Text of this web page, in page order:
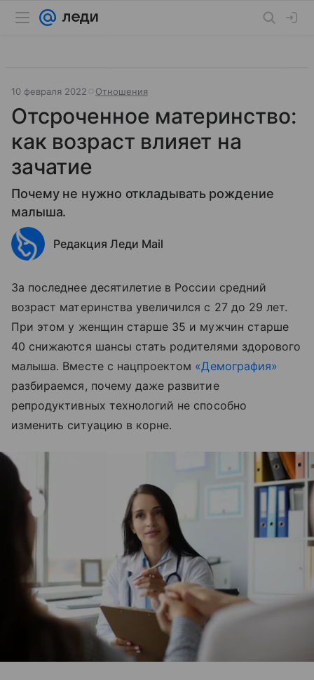
10 февраля 2022 Отношения
Отсроченное материнство:
как возраст влияет на
зачатие
Почему не нужно откладывать рождение
малыша.
Редакция Леди Mail
За последнее десятилетие в России средний
возраст материнства увеличился с 27 до 29 лет.
При этом у женщин старше 35 и мужчин старше
40 снижаются шансы стать родителями здорового
малыша. Вместе с нацпроектом «Демография»
разбираемся, почему даже развитие
репродуктивных технологий не способно
изменить ситуацию в корне.